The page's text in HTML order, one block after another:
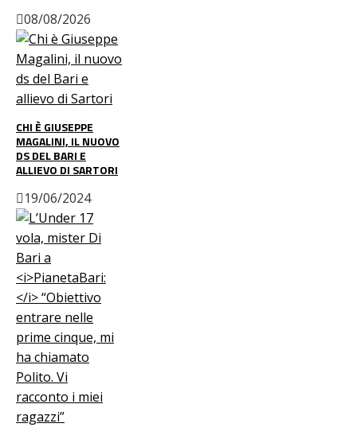
08/08/2026
CHI È GIUSEPPE
MAGALINI, IL NUOVO
DS DEL BARI E
ALLIEVO DI SARTORI
19/06/2024